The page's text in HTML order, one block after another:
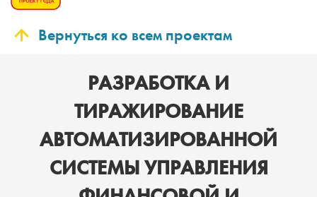
Вернуться ко всем проектам
РАЗРАБОТКА И
ТИРАЖИРОВАНИЕ
АВТОМАТИЗИРОВАННОЙ
СИСТЕМЫ УПРАВЛЕНИЯ